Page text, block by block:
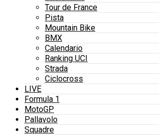
Tour de France
Pista
Mountain Bike
BMX
Calendario
Ranking UCI
Strada
Ciclocross
LIVE
Formula 1
MotoGP
Pallavolo
Squadre